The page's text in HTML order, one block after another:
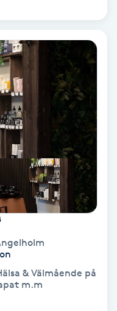
& Välmående på
m.m